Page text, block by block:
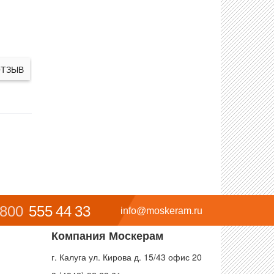
info@moskeram.ru
555 44 33
Компания Москерам
г. Калуга ул. Кирова д. 15/43 офис 20